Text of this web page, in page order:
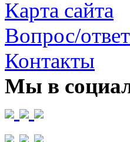
Карта сайта
Вопрос/ответ
Контакты
Мы в